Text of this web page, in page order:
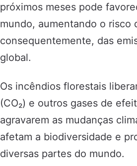
próximos meses pode
mundo, aumentando o risco
consequentemente, das
global.
Os incêndios florestais
(CO₂) e outros gases de
agravarem as mudanças
afetam a biodiversidade e
diversas partes do mundo.